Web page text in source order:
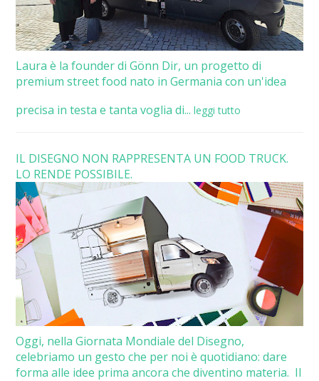
Laura è la founder di Gönn Dir, un progetto di
premium street food nato in Germania con un'idea
precisa in testa e tanta voglia di... leggi tutto
IL DISEGNO NON RAPPRESENTA UN FOOD TRUCK.
LO RENDE POSSIBILE.
Oggi, nella Giornata Mondiale del Disegno,
celebriamo un gesto che per noi è quotidiano: dare
forma alle idee prima ancora che diventino materia. Il